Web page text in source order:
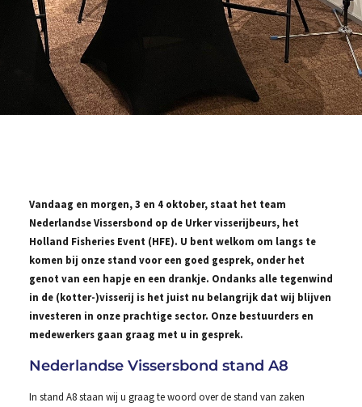
Vandaag en morgen, 3 en 4 oktober, staat het team
Nederlandse Vissersbond op de Urker visserijbeurs, het
Holland Fisheries Event (HFE). U bent welkom om langs te
komen bij onze stand voor een goed gesprek, onder het
genot van een hapje en een drankje. Ondanks alle tegenwind
in de (kotter-)visserij is het juist nu belangrijk dat wij blijven
investeren in onze prachtige sector. Onze bestuurders en
medewerkers gaan graag met u in gesprek.
Nederlandse Vissersbond stand A8
In stand A8 staan wij u graag te woord over de stand van zaken